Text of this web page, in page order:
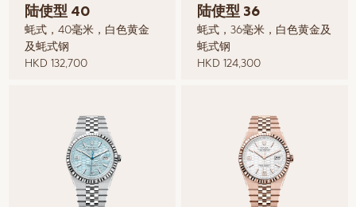
陆使型 40
蚝式，40毫米，白色黄金
及蚝式钢
HKD 132,700
陆使型 36
蚝式，36毫米，白色黄金及
蚝式钢
HKD 124,300